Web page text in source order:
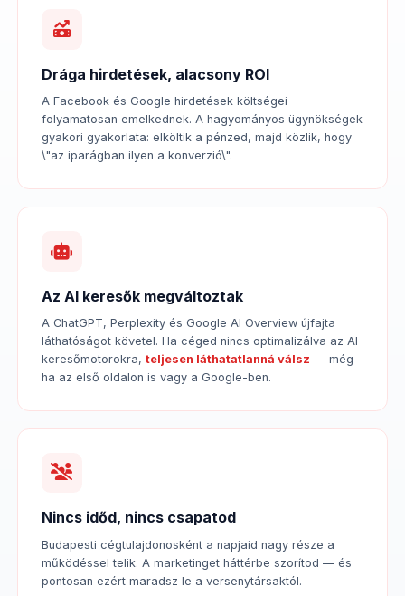
Drága hirdetések, alacsony ROI
A Facebook és Google hirdetések költségei
folyamatosan emelkednek. A hagyományos ügynökségek
gyakori gyakorlata: elköltik a pénzed, majd közlik, hogy
\"az iparágban ilyen a konverzió\".
Az AI keresők megváltoztak
A ChatGPT, Perplexity és Google AI Overview újfajta
láthatóságot követel. Ha céged nincs optimalizálva az AI
keresőmotorokra, teljesen láthatatlanná válsz — még
ha az első oldalon is vagy a Google-ben.
Nincs időd, nincs csapatod
Budapesti cégtulajdonosként a napjaid nagy része a
működéssel telik. A marketinget háttérbe szorítod — és
pontosan ezért maradsz le a versenytársaktól.